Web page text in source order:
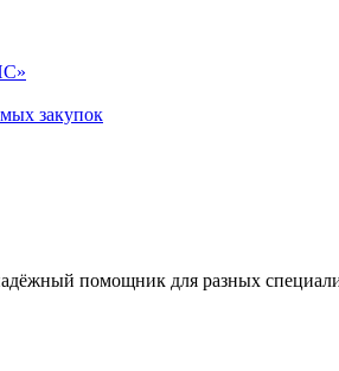
закупок
помощник для разных